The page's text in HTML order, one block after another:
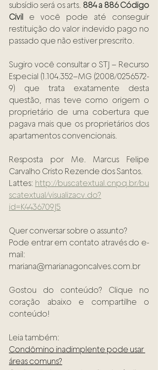
subsídio será os arts. 884 a 886 Código
Civil e você pode até conseguir
restituição do valor indevido pago no
passado que não estiver prescrito.
Sugiro você consultar o STJ – Recurso
Especial (1.104.352–MG (2008/0256572-
9) que trata exatamente desta
questão, mas teve como origem o
proprietário de uma cobertura que
pagava mais que os proprietários dos
apartamentos convencionais.
Resposta por Me. Marcus Felipe
Carvalho Cristo Rezende dos Santos.
Lattes: http://buscatextual.cnpq.br/bu
scatextual/visualizacv.do?
id=K4436709J5
Quer conversar sobre o assunto?
Pode entrar em contato através do e-
mail:
mariana@marianagoncalves.com.br
Gostou do conteúdo? Clique no
coração abaixo e compartilhe o
conteúdo!
Leia também:
Condômino inadimplente pode usar
áreas comuns?